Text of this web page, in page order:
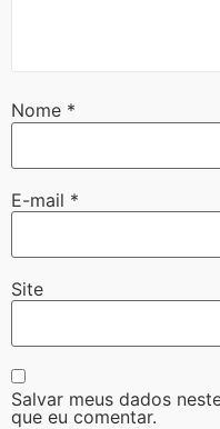
Nome *
E-mail *
Site
Salvar meus dados
que eu comentar.